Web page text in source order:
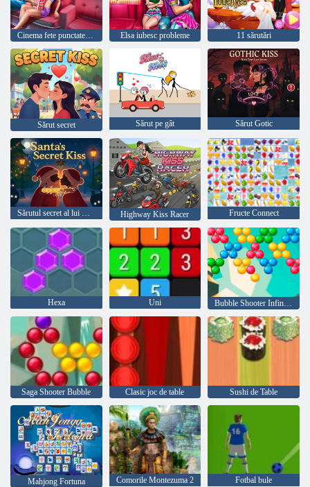
Cinema fete punctate flirtează Elsa iubesc probleme 11 sărutări
Sărut secret Sărut pe gât Sărut Gotic
Sărutul secret al lui Moș Crăciun Highway Kiss Racer Fructe Connect
Hexa Uni Bubble Shooter Infinitului
Saga Shooter Bubble Clasic joc de table Sushi de Table
Mahjong Fortuna Comorile Montezuma 2 Fotbal bule